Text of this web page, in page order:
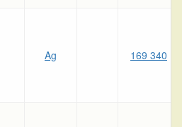
Ag 169 340